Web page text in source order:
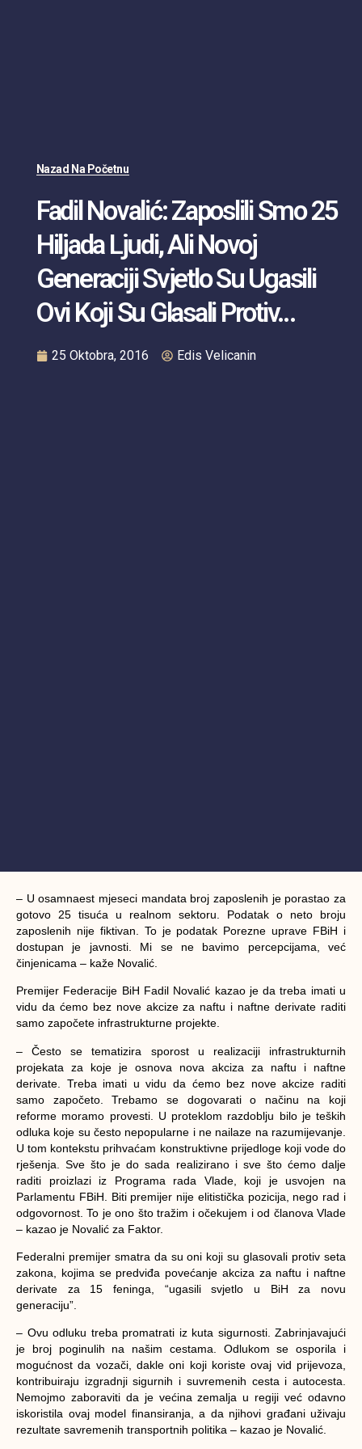
Nazad Na Početnu
Fadil Novalić: Zaposlili Smo 25
Hiljada Ljudi, Ali Novoj
Generaciji Svjetlo Su Ugasili
Ovi Koji Su Glasali Protiv…
25 Oktobra, 2016 Edis Velicanin
– U osamnaest mjeseci mandata broj zaposlenih je porastao za
gotovo 25 tisuća u realnom sektoru. Podatak o neto broju
zaposlenih nije fiktivan. To je podatak Porezne uprave FBiH i
dostupan je javnosti. Mi se ne bavimo percepcijama, već
činjenicama – kaže Novalić.
Premijer Federacije BiH Fadil Novalić kazao je da treba imati u
vidu da ćemo bez nove akcize za naftu i naftne derivate raditi
samo započete infrastrukturne projekte.
– Često se tematizira sporost u realizaciji infrastrukturnih
projekata za koje je osnova nova akciza za naftu i naftne
derivate. Treba imati u vidu da ćemo bez nove akcize raditi
samo započeto. Trebamo se dogovarati o načinu na koji
reforme moramo provesti. U proteklom razdoblju bilo je teških
odluka koje su često nepopularne i ne nailaze na razumijevanje.
U tom kontekstu prihvaćam konstruktivne prijedloge koji vode do
rješenja. Sve što je do sada realizirano i sve što ćemo dalje
raditi proizlazi iz Programa rada Vlade, koji je usvojen na
Parlamentu FBiH. Biti premijer nije elitistička pozicija, nego rad i
odgovornost. To je ono što tražim i očekujem i od članova Vlade
– kazao je Novalić za Faktor.
Federalni premijer smatra da su oni koji su glasovali protiv seta
zakona, kojima se predviđa povećanje akciza za naftu i naftne
derivate za 15 feninga, “ugasili svjetlo u BiH za novu
generaciju”.
– Ovu odluku treba promatrati iz kuta sigurnosti. Zabrinjavajući
je broj poginulih na našim cestama. Odlukom se osporila i
mogućnost da vozači, dakle oni koji koriste ovaj vid prijevoza,
kontribuiraju izgradnji sigurnih i suvremenih cesta i autocesta.
Nemojmo zaboraviti da je većina zemalja u regiji već odavno
iskoristila ovaj model finansiranja, a da njihovi građani uživaju
rezultate savremenih transportnih politika – kazao je Novalić.